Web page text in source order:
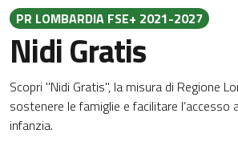
PR LOMBARDIA FSE+ 2021-2027
Nidi Gratis
Scopri "Nidi Gratis", la misura di Regione
sostenere le famiglie e facilitare l’accesso
infanzia.